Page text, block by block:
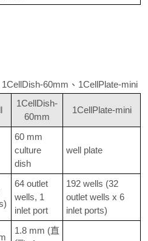
1CellDish-60mm 、 1CellPlate-mini
1CellDish-
60mm
1CellPlate-mini
60 mm
culture
dish
well plate
64 outlet
wells, 1
inlet port
192 wells (32
outlet wells x 6
inlet ports)
1.8 mm (直